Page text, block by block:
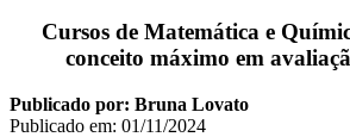
Cursos de Matemática e
conceito máximo em
Publicado por: Bruna Lovato
Publicado em: 01/11/2024